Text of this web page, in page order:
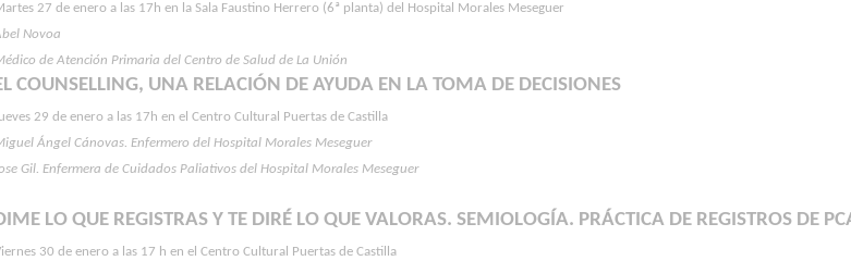
27 de enero a las 17h en la Sala Faustino Herrero (6ª planta) del Hospital Morales Meseguer
Novoa
de Atención Primaria del Centro de Salud de La Unión
COUNSELLING, UNA RELACIÓN DE AYUDA EN LA TOMA DE DECISIONES
29 de enero a las 17h en el Centro Cultural Puertas de Castilla
Ángel Cánovas. Enfermero del Hospital Morales Meseguer
Gil. Enfermera de Cuidados Paliativos del Hospital Morales Meseguer
LO QUE REGISTRAS Y TE DIRÉ LO QUE VALORAS. SEMIOLOGÍA. PRÁCTICA DE REGISTROS DE
30 de enero a las 17 h en el Centro Cultural Puertas de Castilla